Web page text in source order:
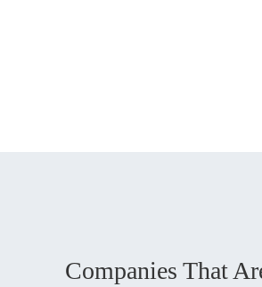
Companies That